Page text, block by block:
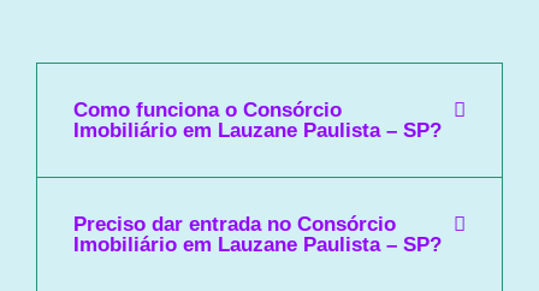
Como funciona o Consórcio
Imobiliário em Lauzane Paulista – SP?
Preciso dar entrada no Consórcio
Imobiliário em Lauzane Paulista – SP?